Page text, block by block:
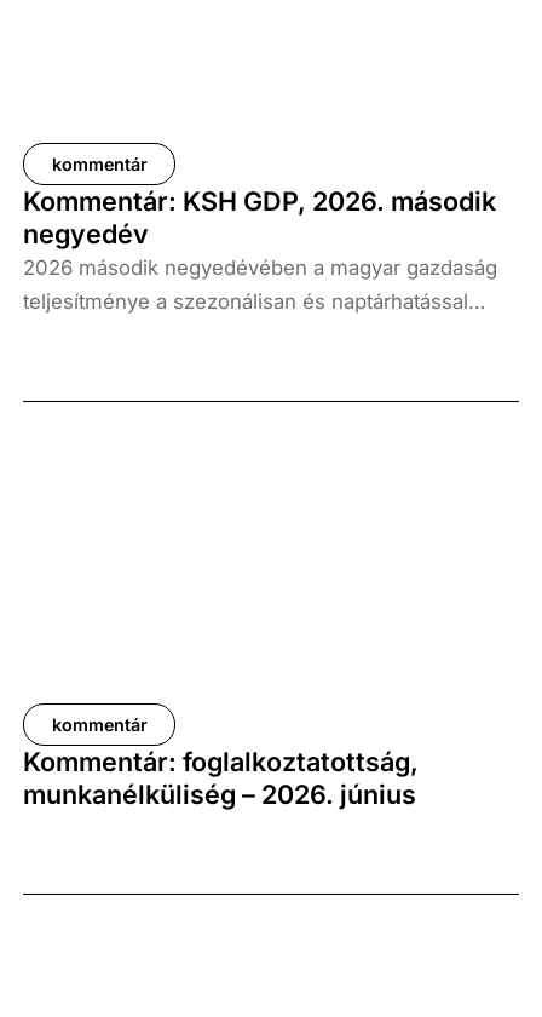
kommentár
Kommentár: KSH GDP, 2026. második
negyedév
2026 második negyedévében a magyar gazdaság
teljesítménye a szezonálisan és naptárhatással
százalékkal, míg az előző negyedévhez képest 0,4
kommentár
Kommentár: foglalkoztatottság,
munkanélküliség – 2026. június